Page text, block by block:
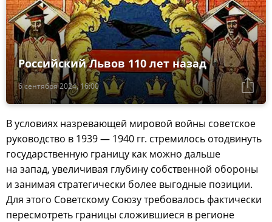
6 сентября 2024, 16:00
Российский Львов 110 лет назад
В условиях назревающей мировой войны советское
руководство в 1939 — 1940 гг. стремилось отодвинуть
государственную границу как можно дальше
на запад, увеличивая глубину собственной обороны
и занимая стратегически более выгодные позиции.
Для этого Советскому Союзу требовалось фактически
пересмотреть границы сложившиеся в регионе